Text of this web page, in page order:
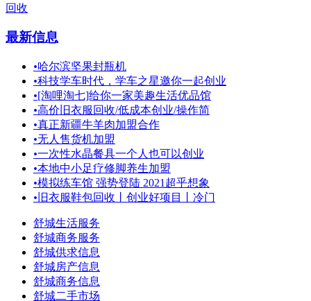
回收
最新信息
•哈尔滨坚果封瓶机
•科技学车时代，学车之星邀你一起创业
•[淘哩淘七]给你一家美趣生活优品馆
•高价旧衣服回收/低成本创业/操作简
•真正新疆牛羊肉加盟合作
•无人售货机加盟
•一次性水晶餐具一个人也可以创业
•本地中小足疗修脚养生加盟
•模拟练车馆 强势登陆 2021超乎想象
• 旧衣服鞋包回收丨创业好项目丨冷门
舒城生活服务
舒城商务服务
舒城供求信息
舒城房产信息
舒城商务信息
舒城二手市场